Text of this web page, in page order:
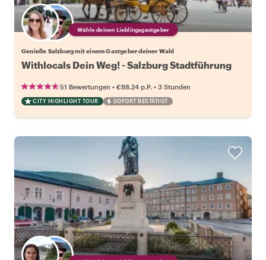
Wähle deinen Lieblingsgastgeber
Genieße Salzburg mit einem Gastgeber deiner Wahl
Withlocals Dein Weg! - Salzburg Stadtführung
51 Bewertungen • €88.24 p.P. • 3 Stunden
CITY HIGHLIGHT TOUR SOFORT BESTÄTIGT